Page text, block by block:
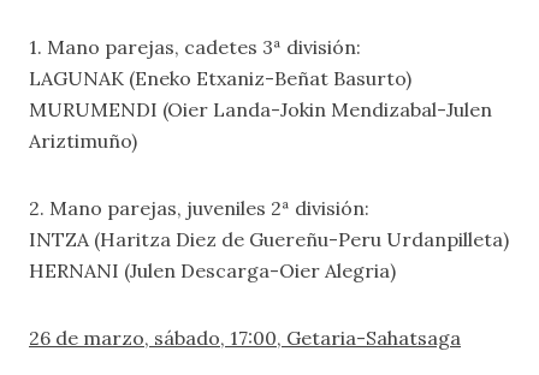
1. Mano parejas, cadetes 3ª división:
LAGUNAK (Eneko Etxaniz-Beñat Basurto)
MURUMENDI (Oier Landa-Jokin Mendizabal-Julen
Ariztimuño)
2. Mano parejas, juveniles 2ª división:
INTZA (Haritza Diez de Guereñu-Peru Urdanpilleta)
HERNANI (Julen Descarga-Oier Alegria)
26 de marzo, sábado, 17:00, Getaria-Sahatsaga